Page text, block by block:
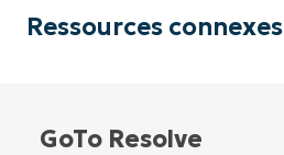
Ressources connexes
GoTo Resolve